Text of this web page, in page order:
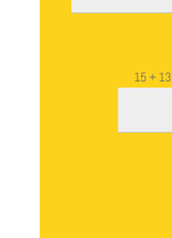
15 + 13